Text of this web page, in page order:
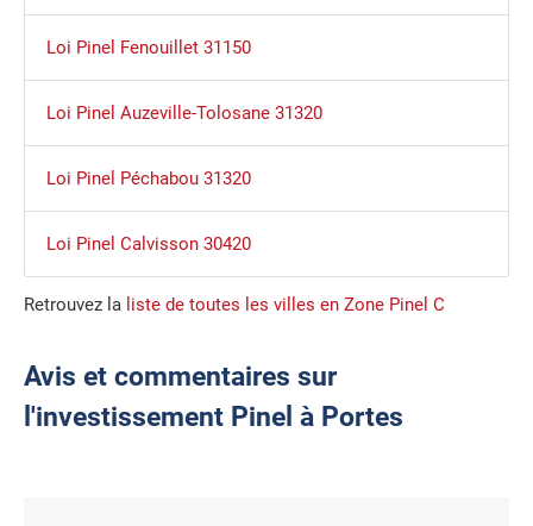
Loi Pinel Fenouillet 31150
Loi Pinel Auzeville-Tolosane 31320
Loi Pinel Péchabou 31320
Loi Pinel Calvisson 30420
Retrouvez la liste de toutes les villes en Zone Pinel C
Avis et commentaires sur
l'investissement Pinel à Portes